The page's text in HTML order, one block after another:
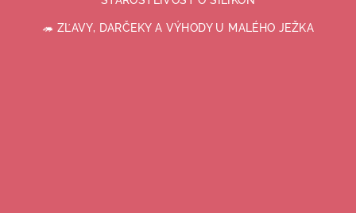
🦔 ZĽAVY, DARČEKY A VÝHODY U MALÉHO JEŽKA